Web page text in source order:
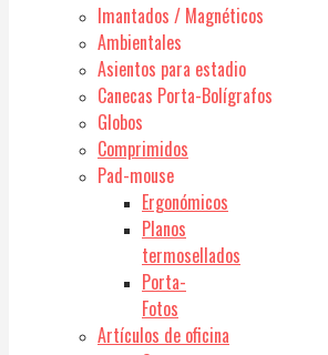
Imantados / Magnéticos
Ambientales
Asientos para estadio
Canecas Porta-Bolígrafos
Globos
Comprimidos
Pad-mouse
Ergonómicos
Planos
termosellados
Porta-
Fotos
Artículos de oficina